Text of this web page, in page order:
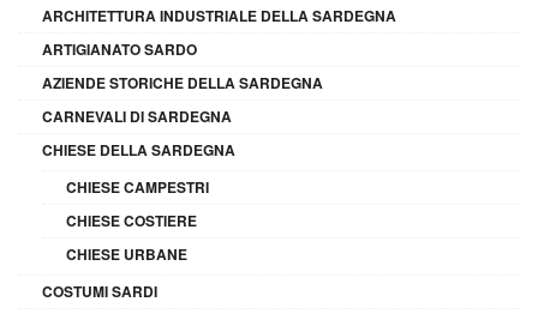
ARCHITETTURA INDUSTRIALE DELLA SARDEGNA
ARTIGIANATO SARDO
AZIENDE STORICHE DELLA SARDEGNA
CARNEVALI DI SARDEGNA
CHIESE DELLA SARDEGNA
CHIESE CAMPESTRI
CHIESE COSTIERE
CHIESE URBANE
COSTUMI SARDI